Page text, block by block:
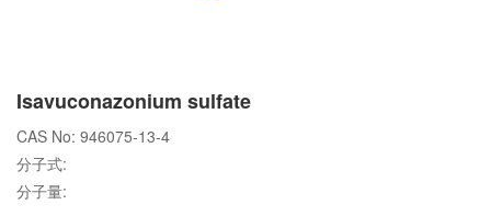
Isavuconazonium sulfate
CAS No: 946075-13-4
分子式:
分子量: